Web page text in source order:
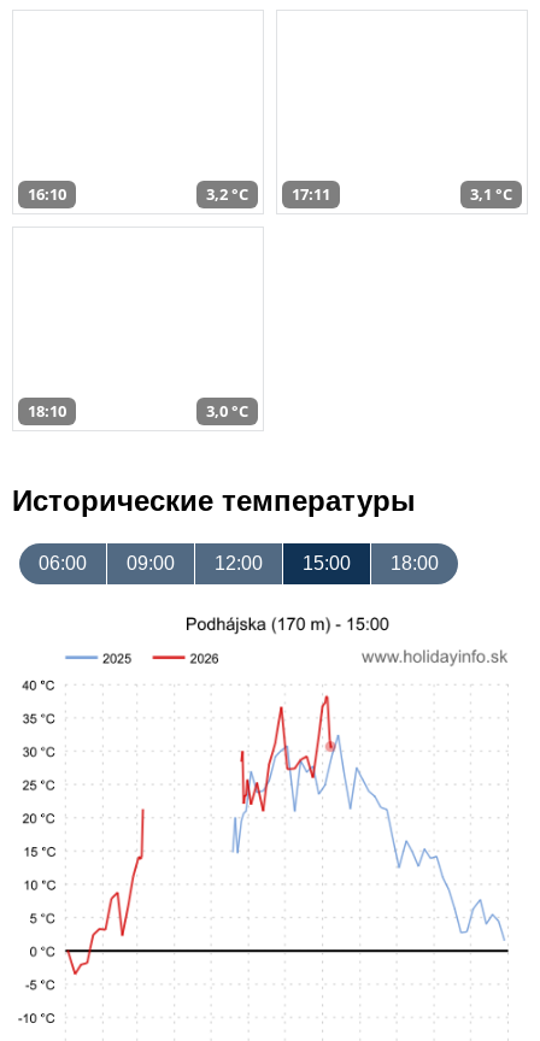
16:10 3,2 °C 17:11 3,1 °C
18:10 3,0 °C
Исторические температуры
06:00 09:00 12:00 15:00 18:00